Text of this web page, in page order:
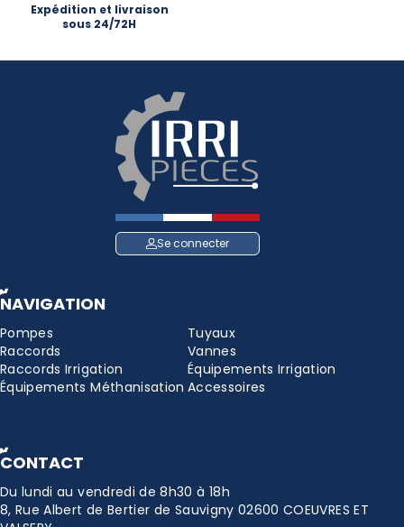
Expédition et livraison
sous 24/72H
Se connecter
NAVIGATION
Pompes
Tuyaux
Raccords
Vannes
Raccords Irrigation
Équipements Irrigation
Équipements Méthanisation Accessoires
CONTACT
Du lundi au vendredi de 8h30 à 18h
8, Rue Albert de Bertier de Sauvigny 02600 COEUVRES ET